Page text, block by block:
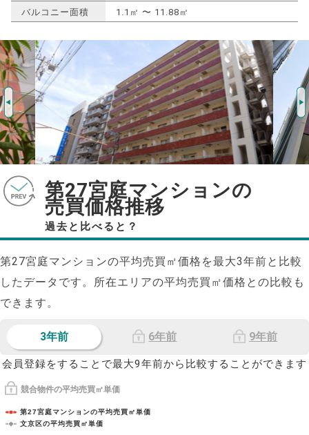
バルコニー面積 1.1㎡ 〜 11.88㎡
第27宮庭マンションの
売買価格推移
過去と比べると？
第27宮庭マンションの平均売買㎡価格を最大3年前と比較
したデータです。所在エリアの平均売買㎡価格との比較も
できます。
3年前 6年前 9年前
会員登録をすることで最大9年前から比較することができます
競合物件の平均売買㎡単価
第27宮庭マンションの平均売買㎡単価
文京区の平均売買㎡単価